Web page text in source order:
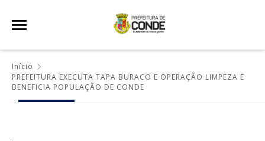
Início
PREFEITURA EXECUTA TAPA BURACO E OPERAÇÃO LIMPEZA E
BENEFICIA POPULAÇÃO DE CONDE